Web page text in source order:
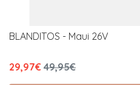
BLANDITOS - Maui 26V
29,97€ 49,95€